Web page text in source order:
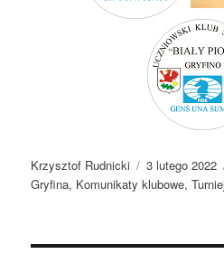
Autor
Krzysztof Rudnicki
Data
publikacji
3 lutego 2022
Gryfina, Komunikaty klubowe,